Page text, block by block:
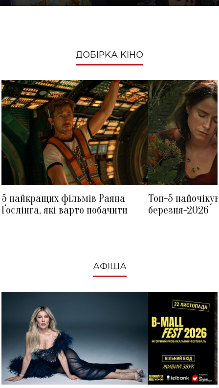
ДОБІРКА КІНО
5 найкращих фільмів Раяна
Ґослінга, які варто побачити
Топ-5
березня-2026
АФІША